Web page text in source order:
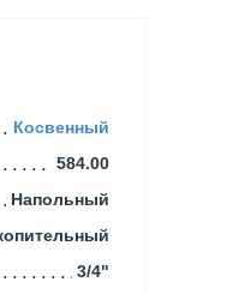
Косвенный
584.00
Напольный
3/4"